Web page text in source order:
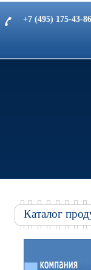
+7 (495) 175-43-
Каталог